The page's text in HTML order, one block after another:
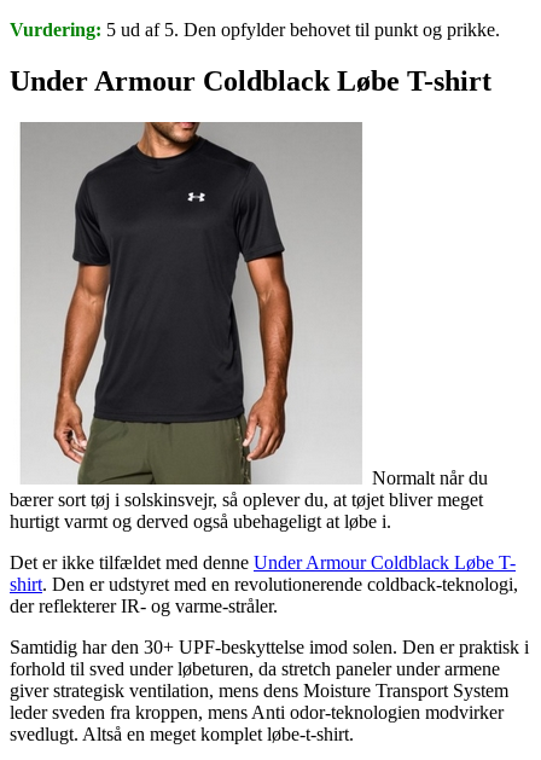
Vurdering: 5 ud af 5. Den opfylder behovet til punkt og prikke.
Under Armour Coldblack Løbe T-shirt
Normalt når du
bærer sort tøj i solskinsvejr, så oplever du, at tøjet bliver meget
hurtigt varmt og derved også ubehageligt at løbe i.
Det er ikke tilfældet med denne Under Armour Coldblack Løbe T-
shirt. Den er udstyret med en revolutionerende coldback-teknologi,
der reflekterer IR- og varme-stråler.
Samtidig har den 30+ UPF-beskyttelse imod solen. Den er praktisk i
forhold til sved under løbeturen, da stretch paneler under armene
giver strategisk ventilation, mens dens Moisture Transport System
leder sveden fra kroppen, mens Anti odor-teknologien modvirker
svedlugt. Altså en meget komplet løbe-t-shirt.